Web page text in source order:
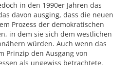
in den 1990er Jahren das
davon ausging, dass die neuen
Prozess der demokratischen
in dem sie sich dem westlichen
würden. Auch wenn das
Prinzip den Ausgang von
als ungewiss betrachtete,